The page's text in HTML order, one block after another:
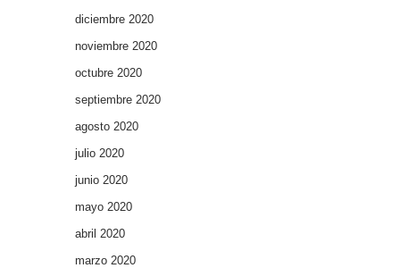
diciembre 2020
noviembre 2020
octubre 2020
septiembre 2020
agosto 2020
julio 2020
junio 2020
mayo 2020
abril 2020
marzo 2020